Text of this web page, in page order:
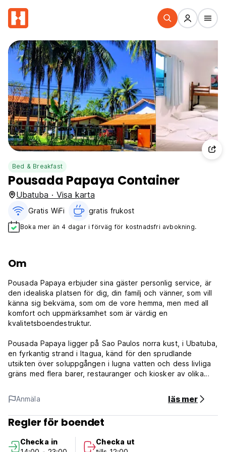
Bed & Breakfast
Pousada Papaya Container
Ubatuba · Visa karta
Gratis WiFi gratis frukost‎
Boka mer än 4 dagar i förväg för kostnadsfri avbokning.
Om
Pousada Papaya erbjuder sina gäster personlig service, är
den idealiska platsen för dig, din familj och vänner, som vill
känna sig bekväma, som om de vore hemma, men med all
komfort och uppmärksamhet som är värdig en
kvalitetsboendestruktur.
Pousada Papaya ligger på Sao Paulos norra kust, i Ubatuba,
en fyrkantig strand i Itagua, känd för den sprudlande
utsikten över soluppgången i lugna vatten och dess livliga
gräns med flera barer, restauranger och kiosker av olika
Pousada Papaya Container har mysiga atmosfärer, utmärkt
service och allt du behöver koppla av och njut av
skönheten och attraktionerna i Ubatuba. Vi erbjuder privata
Anmäla läs mer
Regler för boendet
Checka in
Checka ut